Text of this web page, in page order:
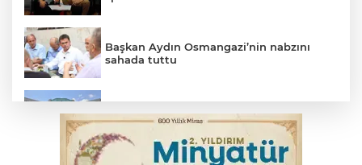
Başkan Aydın Osmangazi’nin nabzını
sahada tuttu
geleceğe taşınacak